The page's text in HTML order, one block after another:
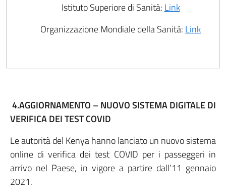
Istituto Superiore di Sanità: Link
Organizzazione Mondiale della Sanità: Link
4.AGGIORNAMENTO – NUOVO SISTEMA DIGITALE DI
VERIFICA DEI TEST COVID
Le autorità del Kenya hanno lanciato un nuovo sistema
online di verifica dei test COVID per i passeggeri in
arrivo nel Paese, in vigore a partire dall’11 gennaio
2021.